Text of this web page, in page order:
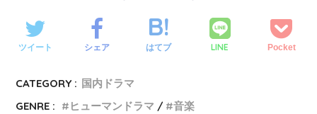
ツイート シェア はてブ LINE Pocket
CATEGORY : 国内ドラマ
GENRE :
ヒューマンドラマ 音楽